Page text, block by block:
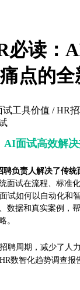
必读：
点的全
试工具价值 / HR
AI面试高效解
负责人解决了传统
面试在流程、标准
试如何以自动化和
数据和真实案例，
。
聘周期，减少了人
数智化趋势调查